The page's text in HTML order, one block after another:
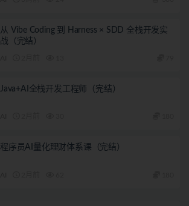
从 Vibe Coding 到 Harness × SDD 全栈开发实
战（完结）
Java+AI全栈开发工程师（完结）
程序员AI量化理财体系课（完结）